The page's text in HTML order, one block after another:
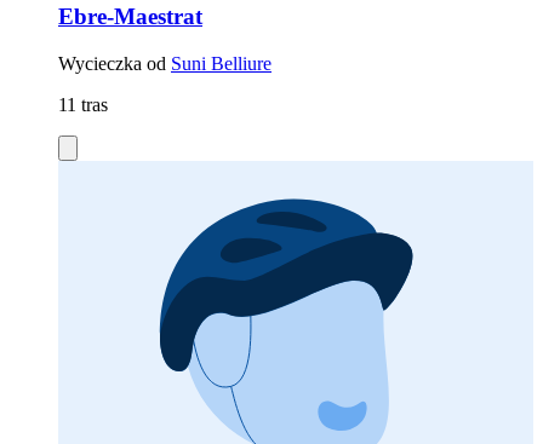
Ebre-Maestrat
Wycieczka od Suni Belliure
11 tras